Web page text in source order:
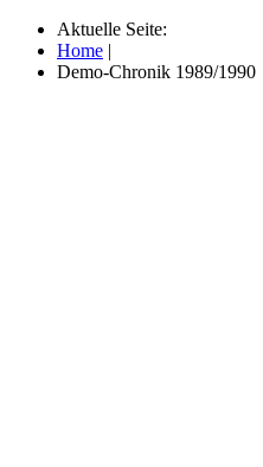
Aktuelle Seite:
Home |
Demo-Chronik 1989/1990